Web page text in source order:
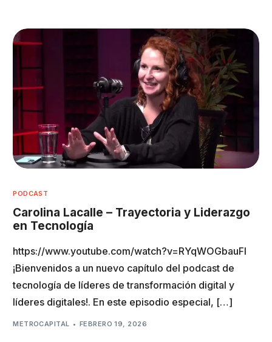
PODCAST
Carolina Lacalle – Trayectoria y Liderazgo
en Tecnología
https://www.youtube.com/watch?v=RYqWOGbauFI
¡Bienvenidos a un nuevo capítulo del podcast de
tecnología de líderes de transformación digital y
líderes digitales!. En este episodio especial, […]
METROCAPITAL FEBRERO 19, 2026